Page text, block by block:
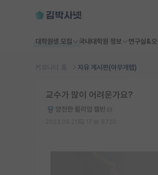
대학원생 모집 국내대학원 정보 연구실&오
커뮤니티 홈 자유 게시판(아무개랩)
교수가 많이 어려운가요?
얌전한 윌리엄 켈빈